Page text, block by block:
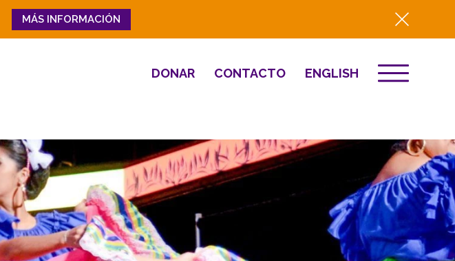
MÁS INFORMACIÓN
Close
DONAR CONTACTO ENGLISH
Educación e Innovación
en la Fuerza Laboral
Senderos Hacia el Éxito
Bienestar Familiar y Comunitario
Destino 2026
NOTICIAS
Prensa
Resumen del año